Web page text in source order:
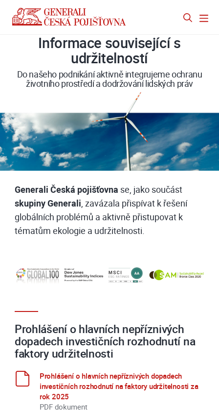
Informace související s
udržitelností
Do našeho podnikání aktivně integrujeme ochranu
životního prostředí a dodržování lidských práv
Generali Česká pojišťovna se, jako součást
skupiny Generali, zavázala přispívat k řešení
globálních problémů a aktivně přistupovat k
tématům ekologie a udržitelnosti.
Prohlášení o hlavních nepříznivých
dopadech investičních rozhodnutí na
faktory udržitelnosti
Prohlášení o hlavních nepříznivých dopadech
investičních rozhodnutí na faktory udržitelnosti za
rok 2025
PDF dokument